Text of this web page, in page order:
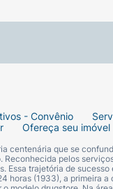
- Convênio
Ofereça seu imóvel
centenária que se
pelos
Essa trajetória de
horas (1933), a primeira